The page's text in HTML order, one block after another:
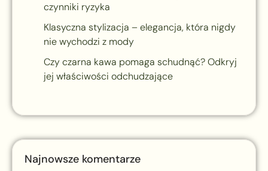
czynniki ryzyka
Klasyczna stylizacja – elegancja, która nigdy
nie wychodzi z mody
Czy czarna kawa pomaga schudnąć? Odkryj
jej właściwości odchudzające
Najnowsze komentarze